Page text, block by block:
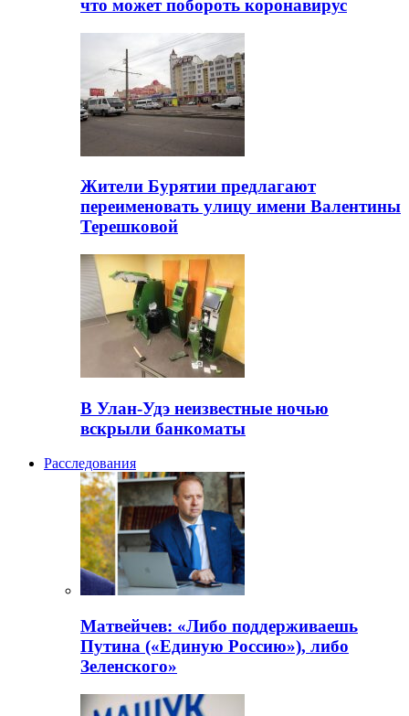
что может побороть коронавирус
Жители Бурятии предлагают
переименовать улицу имени Валентины
Терешковой
В Улан-Удэ неизвестные ночью
вскрыли банкоматы
Расследования
Матвейчев: «Либо поддерживаешь
Путина («Единую Россию»), либо
Зеленского»